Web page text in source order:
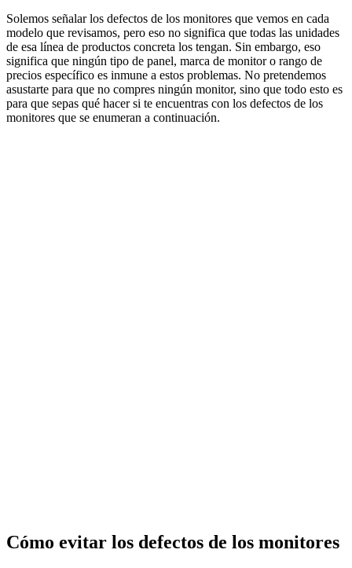
Solemos señalar los defectos de los monitores que vemos en cada
modelo que revisamos, pero eso no significa que todas las unidades
de esa línea de productos concreta los tengan. Sin embargo, eso
significa que ningún tipo de panel, marca de monitor o rango de
precios específico es inmune a estos problemas. No pretendemos
asustarte para que no compres ningún monitor, sino que todo esto es
para que sepas qué hacer si te encuentras con los defectos de los
monitores que se enumeran a continuación.
Cómo evitar los defectos de los monitores